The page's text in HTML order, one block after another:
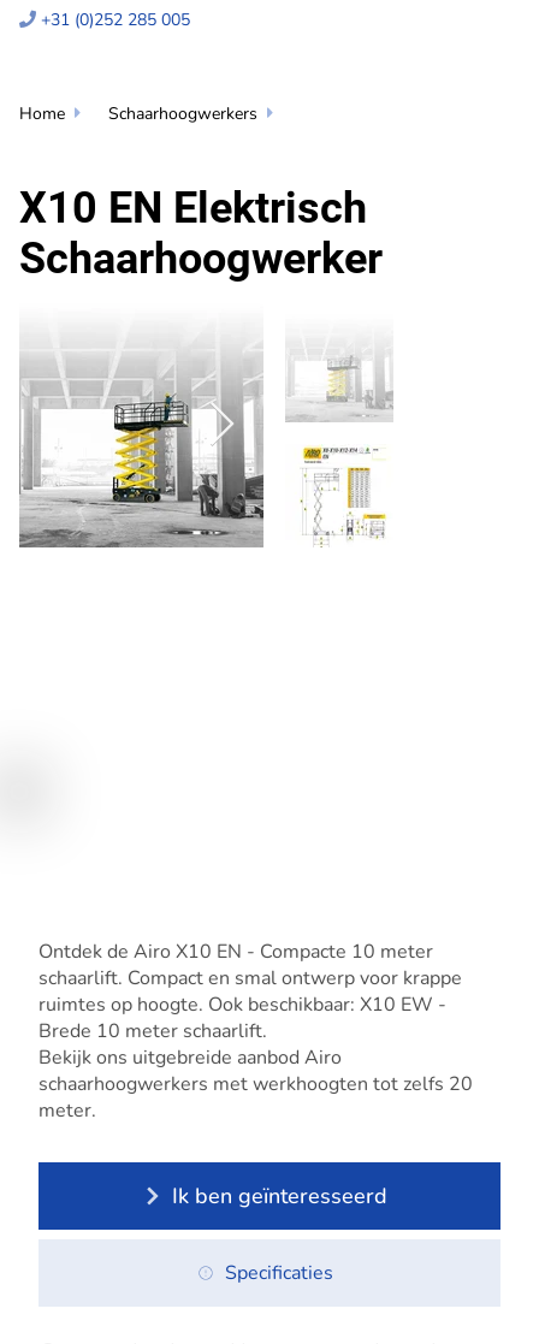
 +31 (0)252 285 005
Home  Schaarhoogwerkers 
Ontdek de Airo X10 EN - Compacte 10 meter
schaarlift. Compact en smal ontwerp voor krappe
ruimtes op hoogte. Ook beschikbaar: X10 EW -
Brede 10 meter schaarlift.
Bekijk ons uitgebreide aanbod Airo
schaarhoogwerkers met werkhoogten tot zelfs 20
meter.
Ik ben geïnteresseerd
Specificaties
X10 EN Elektrisch
Schaarhoogwerker